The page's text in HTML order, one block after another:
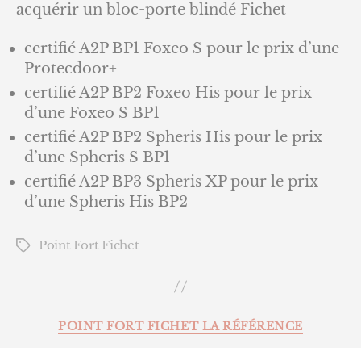
acquérir un bloc-porte blindé Fichet
certifié A2P BP1 Foxeo S pour le prix d’une
Protecdoor+
certifié A2P BP2 Foxeo His pour le prix
d’une Foxeo S BP1
certifié A2P BP2 Spheris His pour le prix
d’une Spheris S BP1
certifié A2P BP3 Spheris XP pour le prix
d’une Spheris His BP2
Étiquettes
Point Fort Fichet
Catégories
POINT FORT FICHET LA RÉFÉRENCE